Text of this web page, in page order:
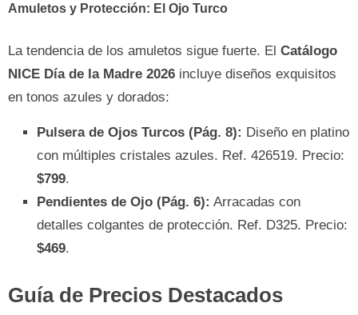
Amuletos y Protección: El Ojo Turco
La tendencia de los amuletos sigue fuerte. El Catálogo
NICE Día de la Madre 2026 incluye diseños exquisitos
en tonos azules y dorados:
Pulsera de Ojos Turcos (Pág. 8): Diseño en platino
con múltiples cristales azules. Ref. 426519. Precio:
$799.
Pendientes de Ojo (Pág. 6): Arracadas con
detalles colgantes de protección. Ref. D325. Precio:
$469.
Guía de Precios Destacados